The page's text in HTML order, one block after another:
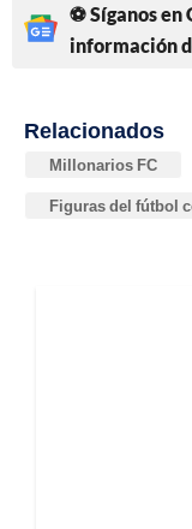
⚽ Síganos
información
Relacionados
Millonarios FC
Figuras del fútbol